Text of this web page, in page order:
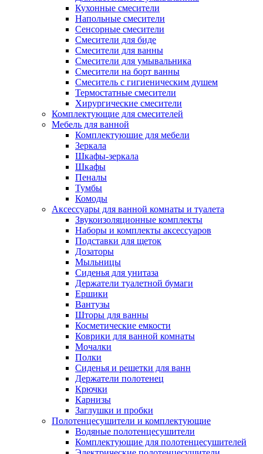
Кухонные смесители
Напольные смесители
Сенсорные смесители
Смесители для биде
Смесители для ванны
Смесители для умывальника
Смесители на борт ванны
Смеситель с гигиеническим душем
Термостатные смесители
Хирургические смесители
Комплектующие для смесителей
Мебель для ванной
Комплектуюшие для мебели
Зеркала
Шкафы-зеркала
Шкафы
Пеналы
Тумбы
Комоды
Аксессуары для ванной комнаты и туалета
Звукоизоляционные комплекты
Наборы и комплекты аксессуаров
Подставки для щеток
Дозаторы
Мыльницы
Сиденья для унитаза
Держатели туалетной бумаги
Ершики
Вантузы
Шторы для ванны
Косметические емкости
Коврики для ванной комнаты
Мочалки
Полки
Сиденья и решетки для ванн
Держатели полотенец
Крючки
Карнизы
Заглушки и пробки
Полотенцесушители и комплектующие
Водяные полотенцесушители
Комплектующие для полотенцесушителей